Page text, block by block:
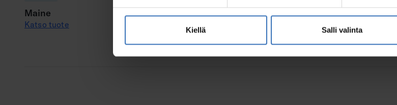
Kiellä Salli valinta
Maine
Katso tuote
Oregon